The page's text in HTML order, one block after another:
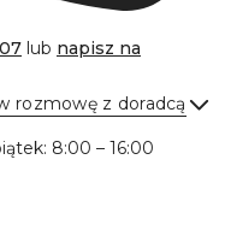
lub napisz na
rozmowę z doradcą
8:00 – 16:00